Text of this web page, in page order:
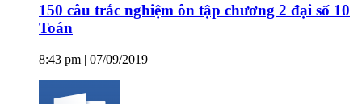
150 câu trắc nghiệm ôn tập chương 2 đại số 10
Toán
8:43 pm | 07/09/2019